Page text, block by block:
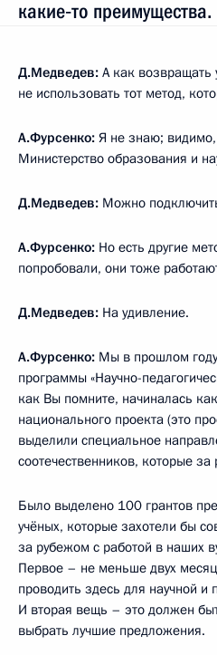
какие‑то преимущества.
Д.Медведев: А как возвращать
не использовать тот метод,
А.Фурсенко: Я не знаю;
Министерство образования и
Д.Медведев: Можно
А.Фурсенко: Но есть другие
попробовали, они тоже
Д.Медведев: На удивление.
А.Фурсенко: Мы в прошлом
программы «Научно-
как Вы помните, начиналась
национального проекта (это
выделили специальное
соотечественников, которые
Было выделено 100 грантов
учёных, которые захотели бы
за рубежом с работой в наших
Первое – не меньше двух
проводить здесь для научной и
И вторая вещь – это должен
выбрать лучшие предложения.